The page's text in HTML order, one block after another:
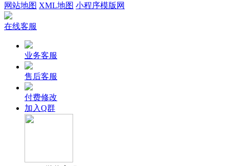
网站地图 XML地图 小程序模版网
在线客服
业务客服
售后客服
付费修改
加入Q群